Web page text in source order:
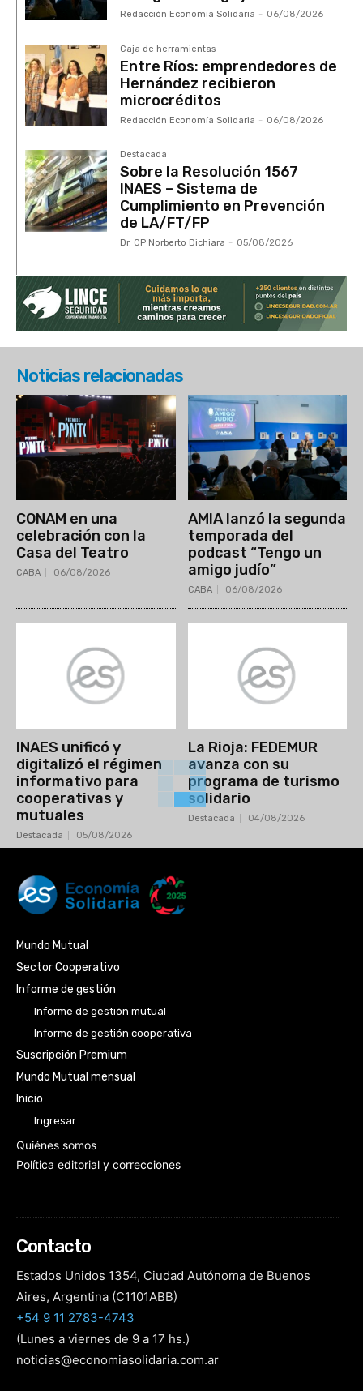
Redacción Economía Solidaria - 06/08/2026
Caja de herramientas
Entre Ríos: emprendedores de
Hernández recibieron
microcréditos
Redacción Economía Solidaria - 06/08/2026
Destacada
Sobre la Resolución 1567
INAES – Sistema de
Cumplimiento en Prevención
de LA/FT/FP
Dr. CP Norberto Dichiara - 05/08/2026
Noticias relacionadas
CONAM en una
celebración con la
Casa del Teatro
CABA 06/08/2026
AMIA lanzó la segunda
temporada del
podcast “Tengo un
amigo judío”
CABA 06/08/2026
INAES unificó y
digitalizó el régimen
informativo para
cooperativas y
mutuales
Destacada 05/08/2026
La Rioja: FEDEMUR
avanza con su
programa de turismo
solidario
Destacada 04/08/2026
Mundo Mutual
Sector Cooperativo
Informe de gestión
Informe de gestión mutual
Informe de gestión cooperativa
Suscripción Premium
Mundo Mutual mensual
Inicio
Ingresar
Quiénes somos
Política editorial y correcciones
Contacto
Estados Unidos 1354, Ciudad Autónoma de Buenos
Aires, Argentina (C1101ABB)
+54 9 11 2783-4743
(Lunes a viernes de 9 a 17 hs.)
noticias@economiasolidaria.com.ar